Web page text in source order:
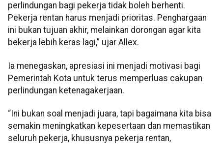
perlindungan bagi pekerja tidak boleh berhenti.
Pekerja rentan harus menjadi prioritas. Penghargaan
ini bukan tujuan akhir, melainkan dorongan agar kita
bekerja lebih keras lagi,” ujar Allex.
Ia menegaskan, apresiasi ini menjadi motivasi bagi
Pemerintah Kota untuk terus memperluas cakupan
perlindungan ketenagakerjaan.
“Ini bukan soal menjadi juara, tapi bagaimana kita bisa
semakin meningkatkan kepesertaan dan memastikan
seluruh pekerja, khususnya pekerja rentan,